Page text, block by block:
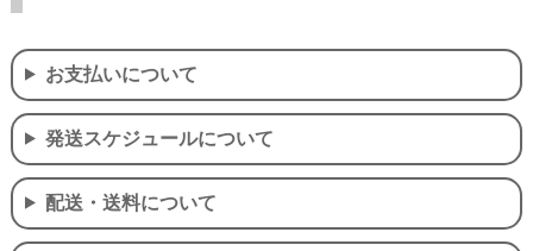
お支払いについて
発送スケジュールについて
配送・送料について